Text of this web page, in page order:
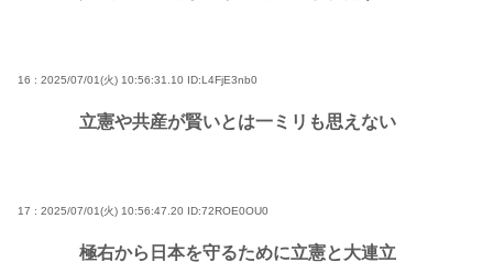
16 : 2025/07/01(火) 10:56:31.10 ID:L4FjE3nb0
立憲や共産が賢いとは一ミリも思えない
17 : 2025/07/01(火) 10:56:47.20 ID:72ROE0OU0
極右から日本を守るために立憲と大連立